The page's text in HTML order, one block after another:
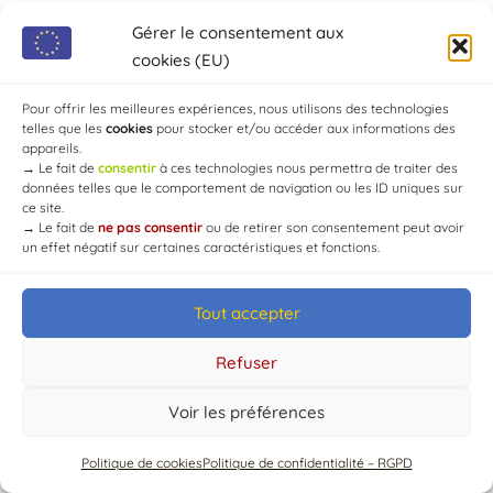
Gérer le consentement aux
cookies (EU)
Pour offrir les meilleures expériences, nous utilisons des technologies
telles que les cookies pour stocker et/ou accéder aux informations des
appareils.
→ Le fait de consentir à ces technologies nous permettra de traiter des
données telles que le comportement de navigation ou les ID uniques sur
ce site.
→ Le fait de ne pas consentir ou de retirer son consentement peut avoir
un effet négatif sur certaines caractéristiques et fonctions.
Tout accepter
Refuser
Voir les préférences
Politique de cookiesPolitique de confidentialité – RGPD
Campagne
programmé.
Developed byWEB3-DESIGN